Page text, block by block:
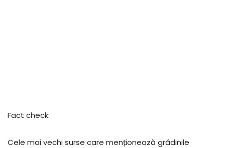
Fact check:
Cele mai vechi surse care menționează grădinile